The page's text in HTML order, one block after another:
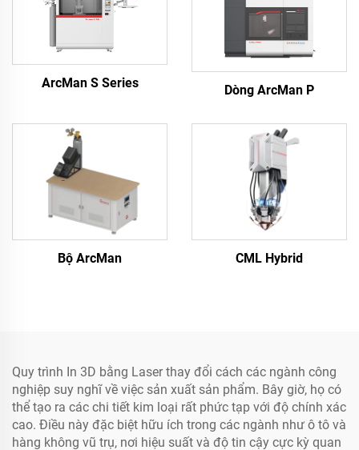
ArcMan S Series Dòng ArcMan P
Bộ ArcMan CML Hybrid
Quy trình In 3D bằng Laser thay đổi cách các ngành công
nghiệp suy nghĩ về việc sản xuất sản phẩm. Bây giờ, họ có
thể tạo ra các chi tiết kim loại rất phức tạp với độ chính xác
cao. Điều này đặc biệt hữu ích trong các ngành như ô tô và
hàng không vũ trụ, nơi hiệu suất và độ tin cậy cực kỳ quan